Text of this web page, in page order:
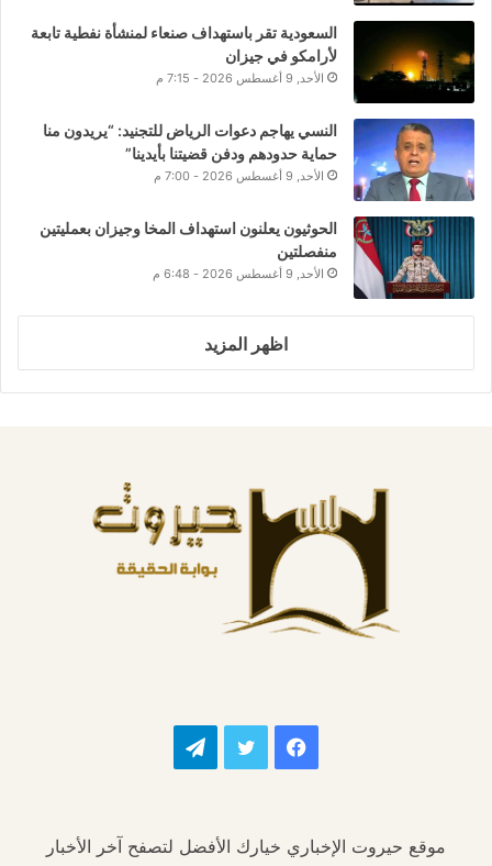
السعودية تقر باستهداف صنعاء لمنشأة نفطية تابعة
لأرامكو في جيزان
الأحد, 9 أغسطس 2026 - 7:15 م
النسي يهاجم دعوات الرياض للتجنيد: “يريدون منا
حماية حدودهم ودفن قضيتنا بأيدينا”
الأحد, 9 أغسطس 2026 - 7:00 م
الحوثيون يعلنون استهداف المخا وجيزان بعمليتين
منفصلتين
الأحد, 9 أغسطس 2026 - 6:48 م
اظهر المزيد
فيسبوك تويتر تيلقرام
موقع حيروت الإخباري خيارك الأفضل لتصفح آخر الأخبار